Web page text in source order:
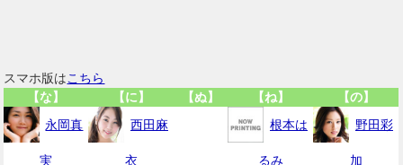
スマホ版はこちら
【な】
【に】 【ぬ】 【ね】
【の】
永岡真
実
西田麻
衣
根本は
るみ
野田彩
加